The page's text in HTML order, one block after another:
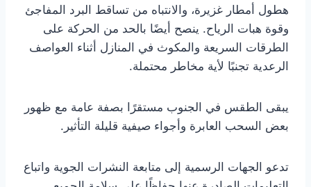
هطول أمطار غزيرة، والانتباه من تساقط البرد المفاجئ
وقوة هبات الرياح. ينصح أيضًا بالحد من الحركة على
الطرقات السريعة والمكوث في المنازل أثناء العواصف
الرعدية تجنبًا لأية مخاطر محتملة.
يبقى الطقس في الجنوب مستقرًا بصفة عامة مع ظهور
بعض السحب العابرة وأجواء صيفية قليلة التأثير.
تدعو الجهات الرسمية إلى متابعة النشرات الجوية واتباع